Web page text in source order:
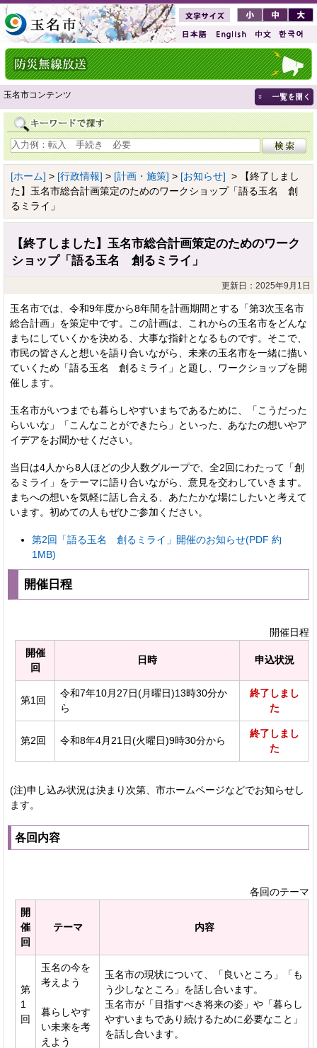
玉名市コンテンツ
[ホーム] > [行政情報] > [計画・施策] > [お知らせ] > 【終了しまし
た】玉名市総合計画策定のためのワークショップ「語る玉名 創
るミライ」
【終了しました】玉名市総合計画策定のためのワーク
ショップ「語る玉名 創るミライ」
更新日：2025年9月1日
玉名市では、令和9年度から8年間を計画期間とする「第3次玉名市
総合計画」を策定中です。この計画は、これからの玉名市をどんな
まちにしていくかを決める、大事な指針となるものです。そこで、
市民の皆さんと想いを語り合いながら、未来の玉名市を一緒に描い
ていくため「語る玉名 創るミライ」と題し、ワークショップを開
催します。
玉名市がいつまでも暮らしやすいまちであるために、「こうだった
らいいな」「こんなことができたら」といった、あなたの想いやア
イデアをお聞かせください。
当日は4人から8人ほどの少人数グループで、全2回にわたって「創
るミライ」をテーマに語り合いながら、意見を交わしていきます。
まちへの想いを気軽に話し合える、あたたかな場にしたいと考えて
います。初めての人もぜひご参加ください。
第2回「語る玉名 創るミライ」開催のお知らせ(PDF 約
1MB)
開催日程
開催日程
開催
回
日時 申込状況
第1回
令和7年10月27日(月曜日)13時30分か
ら
終了しまし
た
第2回 令和8年4月21日(火曜日)9時30分から
終了しまし
た
(注)申し込み状況は決まり次第、市ホームページなどでお知らせし
ます。
各回内容
各回のテーマ
開
催
回
テーマ 内容
第
1
回
玉名の今を
考えよう
暮らしやす
い未来を考
えよう
玉名市の現状について、「良いところ」「も
う少しなところ」を話し合います。
玉名市が「目指すべき将来の姿」や「暮らし
やすいまちであり続けるために必要なこと」
を話し合います。